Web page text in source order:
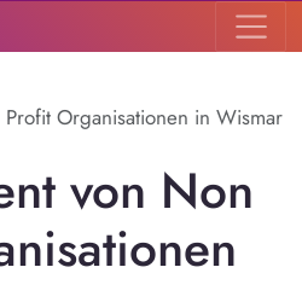
Organisationen in Wismar
von Non